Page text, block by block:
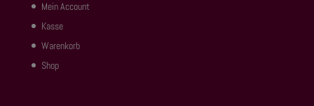
Mein Account
Kasse
Warenkorb
Shop